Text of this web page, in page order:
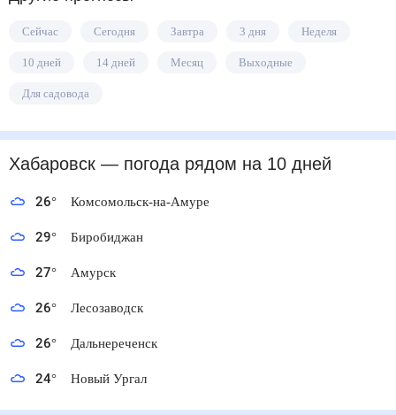
Сейчас Сегодня Завтра 3 дня Неделя
10 дней 14 дней Месяц Выходные
Для садовода
Хабаровск — погода рядом на 10 дней
26° Комсомольск-на-Амуре
29° Биробиджан
27° Амурск
26° Лесозаводск
26° Дальнереченск
24° Новый Ургал